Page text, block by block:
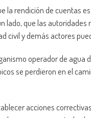
la rendición de cuentas
lado, que las
civil y demás actores
operador de agua
se perdieron en el
acciones